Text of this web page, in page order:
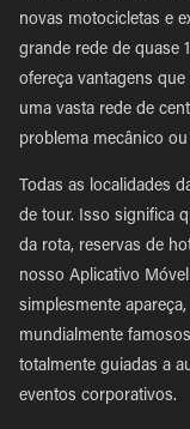
novas motocicletas e
grande rede de quase
ofereça vantagens
uma vasta rede de
problema mecânico
Todas as localidades
de tour. Isso significa
da rota, reservas de
nosso Aplicativo
simplesmente
mundialmente
totalmente guiadas a
eventos corporativos.